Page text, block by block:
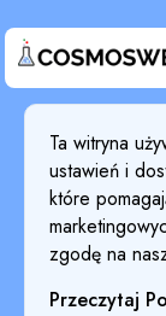
Ta witryna
ustawień i
które
zgodę na
Przeczytaj
Privacy Policy
Cookie Policy
Return &